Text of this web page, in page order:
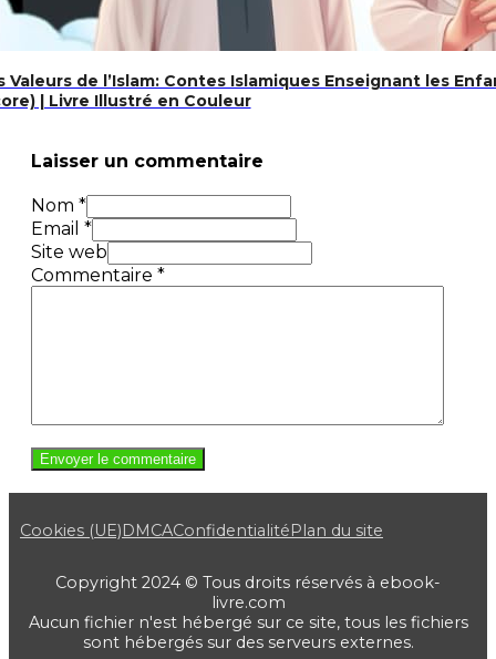
de l’Islam: Contes Islamiques Enseignant les
| Livre Illustré en Couleur
Laisser un commentaire
Nom *
Email *
Site web
Commentaire *
Cookies (UE)DMCAConfidentialitéPlan du site
Copyright 2024 © Tous droits réservés à ebook-
livre.com
Aucun fichier n'est hébergé sur ce site, tous les fichiers
sont hébergés sur des serveurs externes.